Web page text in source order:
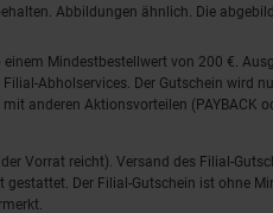
Abbildungen ähnlich. Die
Mindestbestellwert von 200 €.
Abholservices. Der Gutschein
anderen Aktionsvorteilen (PAYBACK
Vorrat reicht). Versand des Filial-
Der Filial-Gutschein ist ohne